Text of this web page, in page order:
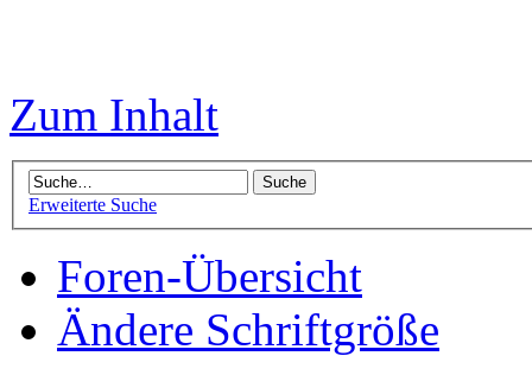
Zum Inhalt
Erweiterte Suche
Foren-Übersicht
Ändere Schriftgröße